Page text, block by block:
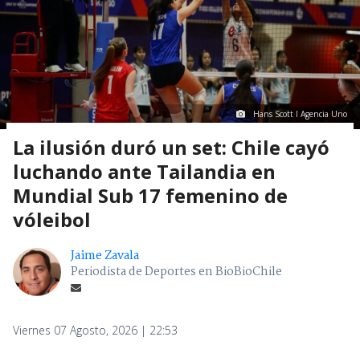
Hans Scott I Agencia Uno
La ilusión duró un set: Chile cayó
luchando ante Tailandia en
Mundial Sub 17 femenino de
vóleibol
Jaime Zavala
Periodista de Deportes en BioBioChile
Viernes 07 Agosto, 2026 | 22:53